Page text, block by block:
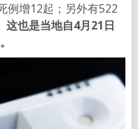
例增12起；另外有522
这也是当地自4月21日